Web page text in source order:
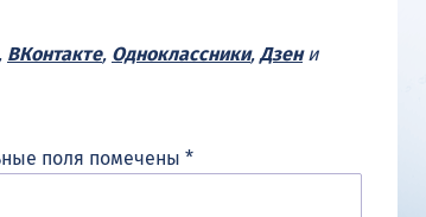
ВКонтакте, Одноклассники, Дзени
поля помечены *